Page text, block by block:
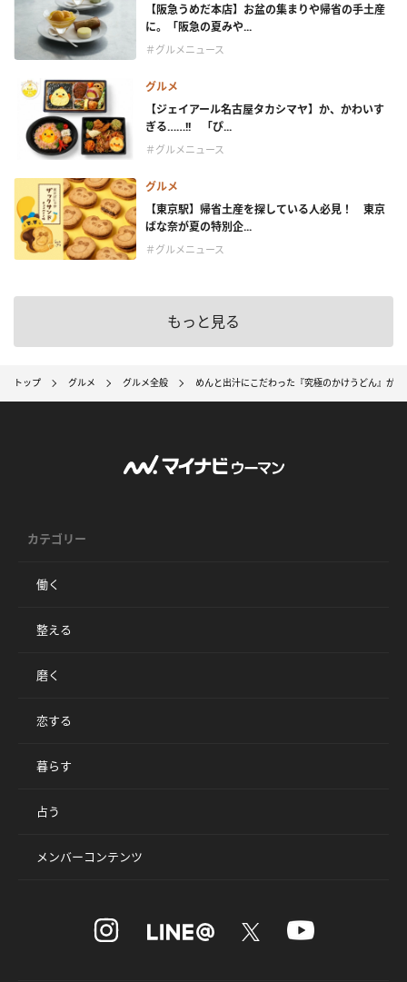
【阪急うめだ本店】お盆の集まりや帰省の手土産
に。「阪急の夏みや...
＃グルメニュース
グルメ
【ジェイアール名古屋タカシマヤ】か、かわいす
ぎる……!! 「ぴ...
＃グルメニュース
グルメ
【東京駅】帰省土産を探している人必見！ 東京
ばな奈が夏の特別企...
＃グルメニュース
もっと見る
トップ グルメ グルメ全般 めんと出汁にこだわった『究極のかけうどん』が
カテゴリー
働く
整える
磨く
恋する
暮らす
占う
メンバーコンテンツ